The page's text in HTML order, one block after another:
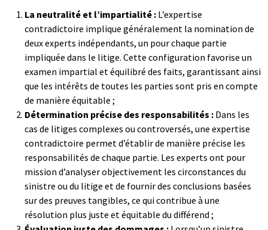
La neutralité et l’impartialité :L’expertise
contradictoire implique généralement la nomination de
deux experts indépendants, un pour chaque partie
impliquée dans le litige. Cette configuration favorise un
examen impartial et équilibré des faits, garantissant ainsi
que les intérêts de toutes les parties sont pris en compte
de manière équitable ;
Détermination précise des responsabilités :Dans les
cas de litiges complexes ou controversés, une expertise
contradictoire permet d’établir de manière précise les
responsabilités de chaque partie. Les experts ont pour
mission d’analyser objectivement les circonstances du
sinistre ou du litige et de fournir des conclusions basées
sur des preuves tangibles, ce qui contribue à une
résolution plus juste et équitable du différend ;